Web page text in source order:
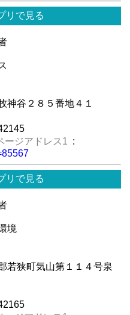
リで見る
神谷２８５番地４１
ージアドレス1 :
リで見る
境
若狭町気山第１１４号泉